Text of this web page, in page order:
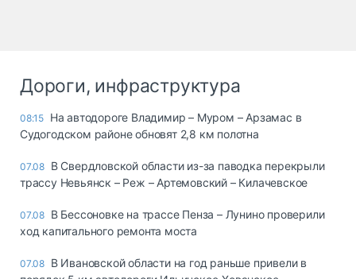
Дороги, инфраструктура
08:15 На автодороге Владимир – Муром – Арзамас в
Судогодском районе обновят 2,8 км полотна
07.08 В Свердловской области из-за паводка перекрыли
трассу Невьянск – Реж – Артемовский – Килачевское
07.08 В Бессоновке на трассе Пенза – Лунино проверили
ход капитального ремонта моста
07.08 В Ивановской области на год раньше привели в